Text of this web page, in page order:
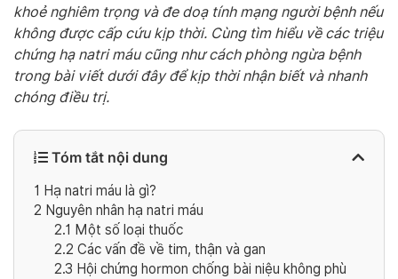
khoẻ nghiêm trọng và đe doạ tính mạng người bệnh nếu
không được cấp cứu kịp thời. Cùng tìm hiểu về các triệu
chứng hạ natri máu cũng như cách phòng ngừa bệnh
trong bài viết dưới đây để kịp thời nhận biết và nhanh
chóng điều trị.
Tóm tắt nội dung
1 Hạ natri máu là gì?
2 Nguyên nhân hạ natri máu
2.1 Một số loại thuốc
2.2 Các vấn đề về tim, thận và gan
2.3 Hội chứng hormon chống bài niệu không phù